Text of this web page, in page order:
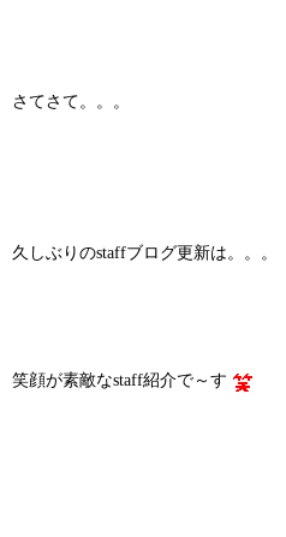
さてさて。。。
久しぶりのstaffブログ更新は。。。
笑顔が素敵なstaff紹介で～す